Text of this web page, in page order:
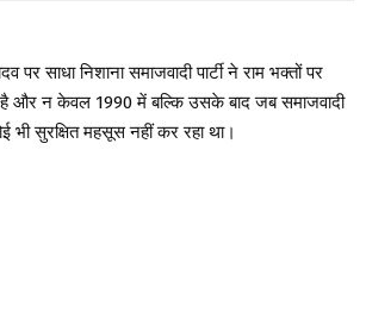
पर साधा निशाना समाजवादी पार्टी ने राम भक्तों पर
है और न केवल 1990 में बल्कि उसके बाद जब समाजवादी
भी सुरक्षित महसूस नहीं कर रहा था।